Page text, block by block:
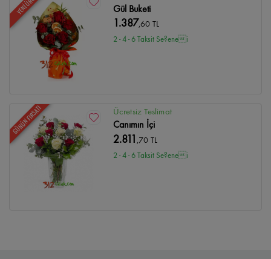
Gül Buketi
1.387,60 TL
2 - 4 - 6 Taksit Se?enei
GÜNÜN FIRSATI Ücretsiz Teslimat
Canımın İçi
2.811 ,70 TL
2 - 4 - 6 Taksit Se?enei